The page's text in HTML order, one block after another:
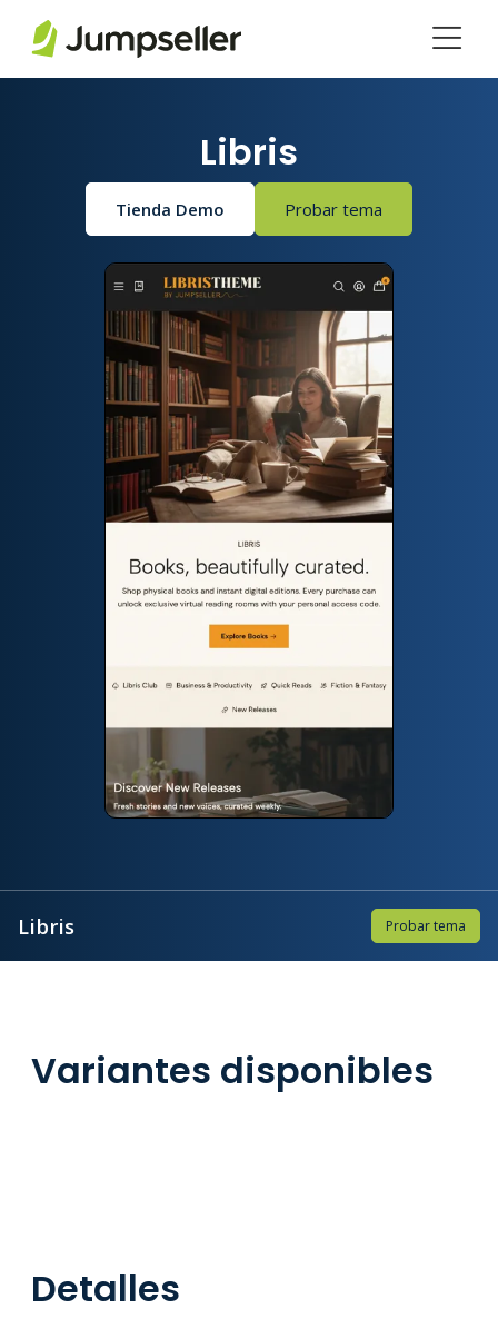
Libris
Tienda Demo Probar tema
Libris Probar tema
Variantes disponibles
Detalles